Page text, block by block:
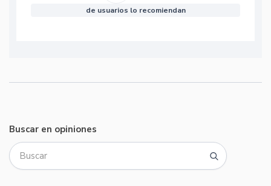
de usuarios lo recomiendan
Buscar en opiniones